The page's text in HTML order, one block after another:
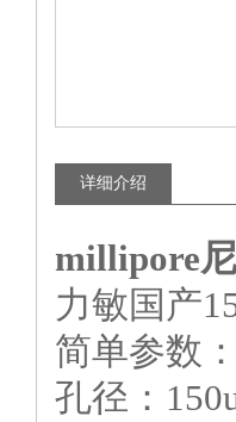
详细介绍
millipore
力敏国产
简单参数
孔径：